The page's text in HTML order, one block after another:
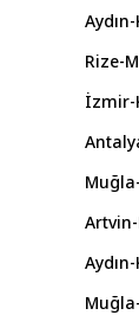
Rize-
İzmir-